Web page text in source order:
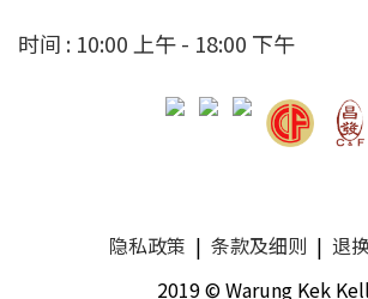
时间 : 10:00 上午 - 18:00 下午
隐私政策 | 条款及细则 | 退
2019 © Warung Kek